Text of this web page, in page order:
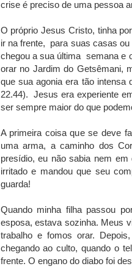
crise é preciso de uma pessoa
O próprio Jesus Cristo, tinha
ir na frente, para suas casas
chegou a sua última semana e
orar no Jardim do Getsêmani,
que sua agonia era tão intensa
22.44). Jesus era experiente
ser sempre maior do que
A primeira coisa que se deve
uma arma, a caminho dos
presídio, eu não sabia nem
irritado e mandou que seu
guarda!
Quando minha filha passou
esposa, estava sozinha. Meus
trabalho e fomos orar.
chegando ao culto, quando o
frente. O engano do diabo foi